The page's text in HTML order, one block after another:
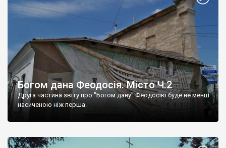
Богом дана Феодосія. Місто Ч.2
Друга частина звіту про "Богом дану" Феодосію буде не менш
насиченою ніж перша.